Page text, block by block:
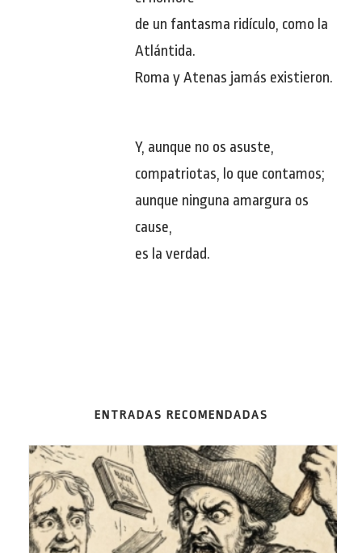
de un fantasma ridículo, como la
Atlántida.
Roma y Atenas jamás existieron.
Y, aunque no os asuste,
compatriotas, lo que contamos;
aunque ninguna amargura os
cause,
es la verdad.
ENTRADAS RECOMENDADAS